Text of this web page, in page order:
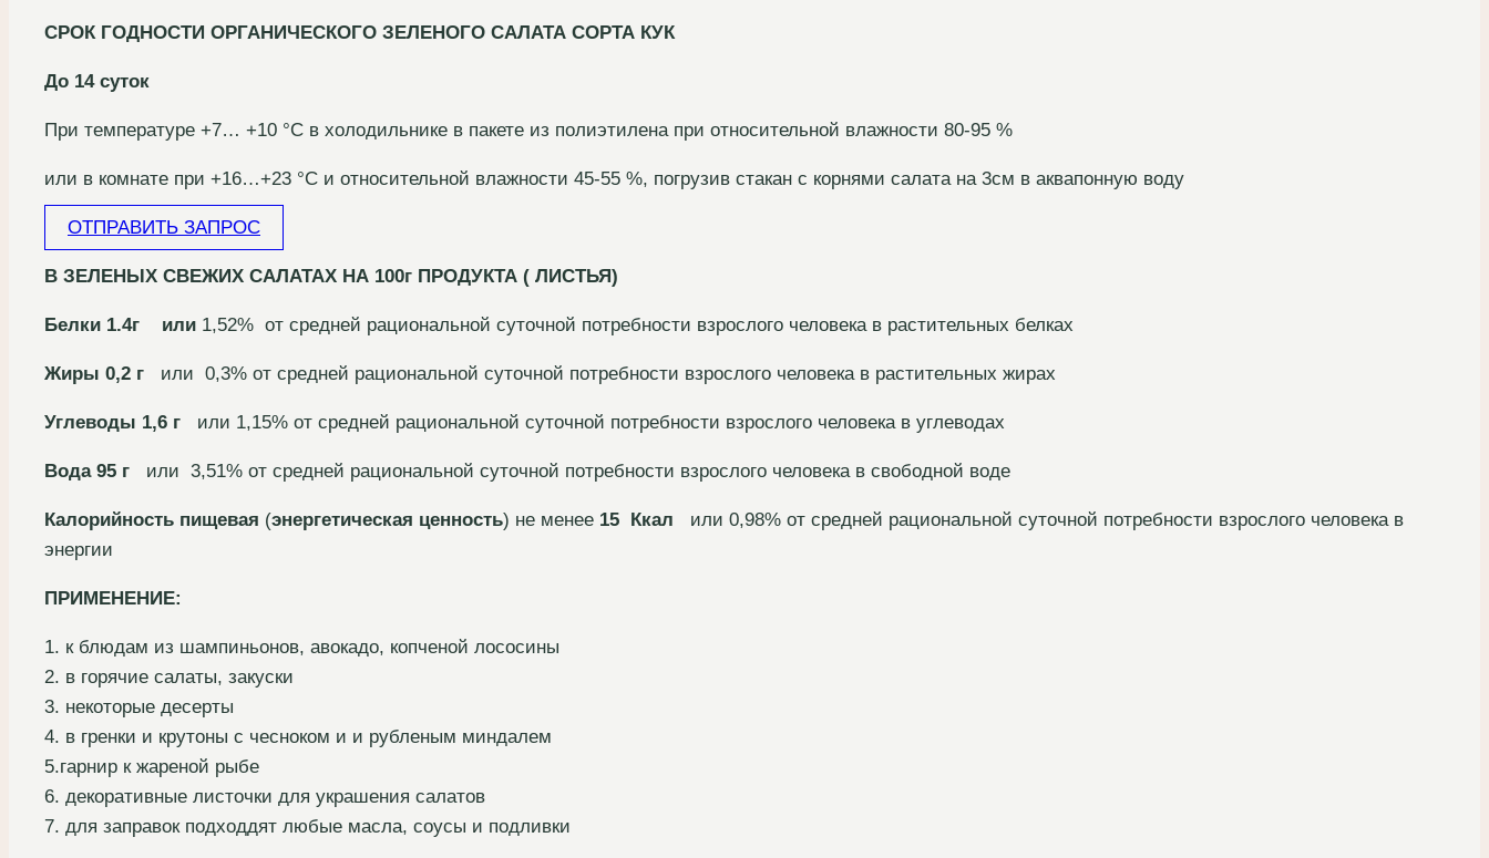
СРОК ГОДНОСТИ ОРГАНИЧЕСКОГО ЗЕЛЕНОГО САЛАТА СОРТА КУК
До 14 суток
При температуре +7… +10 °С в холодильнике в пакете из полиэтилена при относительной влажности 80-95 %
или в комнате при +16…+23 °С и относительной влажности 45-55 %, погрузив стакан с корнями салата на 3см в аквапонную воду
ОТПРАВИТЬ ЗАПРОС
В ЗЕЛЕНЫХ СВЕЖИХ САЛАТАХ НА 100г ПРОДУКТА ( ЛИСТЬЯ)
Белки 1.4г или 1,52% от средней рациональной суточной потребности взрослого человека в растительных белках
Жиры 0,2 г или 0,3% от средней рациональной суточной потребности взрослого человека в растительных жирах
Углеводы 1,6 г или 1,15% от средней рациональной суточной потребности взрослого человека в углеводах
Вода 95 г или 3,51% от средней рациональной суточной потребности взрослого человека в свободной воде
Калорийность пищевая (энергетическая ценность) не менее 15 Ккал или 0,98% от средней рациональной суточной потребности взрослого человека в
энергии
ПРИМЕНЕНИЕ:
1. к блюдам из шампиньонов, авокадо, копченой лососины
2. в горячие салаты, закуски
3. некоторые десерты
4. в гренки и крутоны с чесноком и и рубленым миндалем
5.гарнир к жареной рыбе
6. декоративные листочки для украшения салатов
7. для заправок подходдят любые масла, соусы и подливки